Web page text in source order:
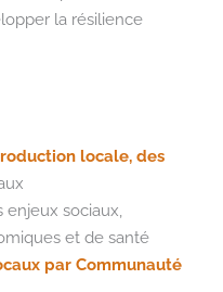
la résilience
locale, des
sociaux,
et de santé
par Communauté